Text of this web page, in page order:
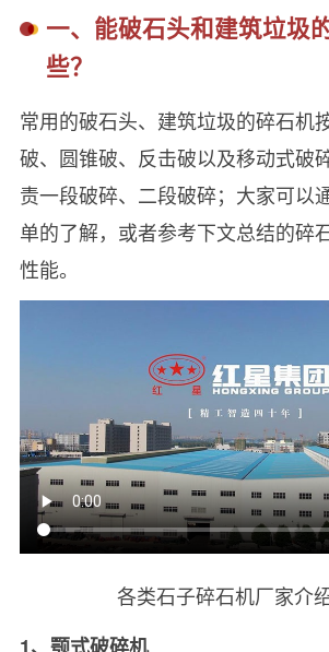
一、能破石头和建筑垃圾
些？
常用的破石头、建筑垃圾的碎石机
破、圆锥破、反击破以及移动式破
责一段破碎、二段破碎；大家可以
单的了解，或者参考下文总结的碎
性能。
各类石子碎石机厂家介